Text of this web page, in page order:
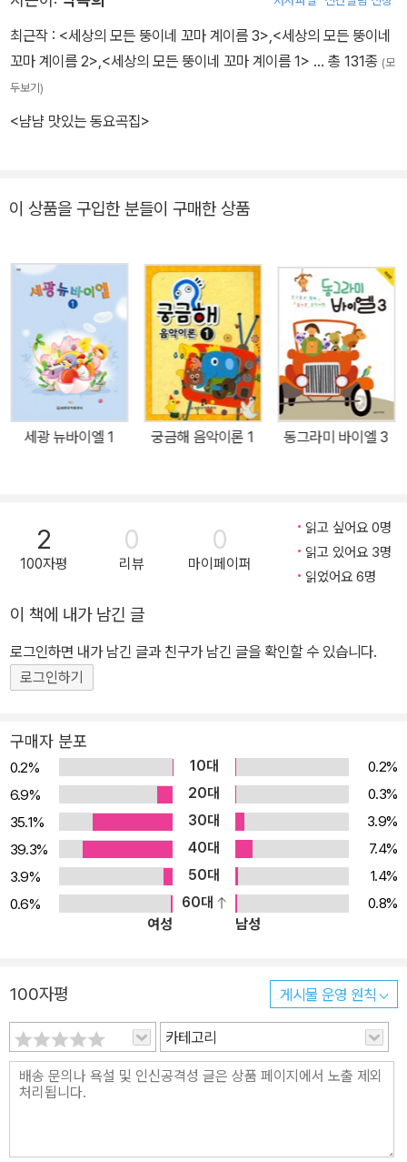
최근작 : <세상의 모든 뚱이네 꼬마 계이름 3>,<세상의 모든 뚱이네
꼬마 계이름 2>,<세상의 모든 뚱이네 꼬마 계이름 1> … 총 131종 (모
두보기)
<냠냠 맛있는 동요곡집>
이 상품을 구입한 분들이 구매한 상품
세광 뉴바이엘 1 궁금해 음악이론 1 동그라미 바이엘 3
2
100자평
0
리뷰
0
마이페이퍼
읽고 싶어요 0명
읽고 있어요 3명
읽었어요 6명
이 책에 내가 남긴 글
로그인하면 내가 남긴 글과 친구가 남긴 글을 확인할 수 있습니다.
로그인하기
구매자 분포
0.2% 10대
0.2%
6.9%
20대
0.3%
35.1%
30대
3.9%
39.3%
40대
7.4%
3.9%
50대
1.4%
0.6%
60대
0.8%
여성
남성
100자평 게시물 운영 원칙
카테고리